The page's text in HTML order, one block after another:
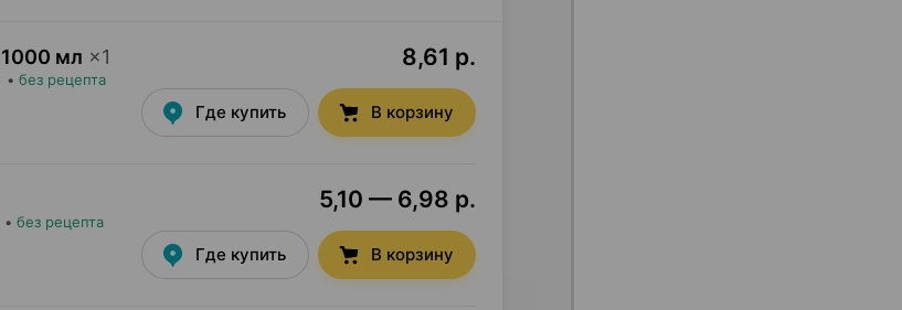
1000 мл ×1
• без рецепта
8,61 р.
Где купить В корзину
• без рецепта
5,10 — 6,98 р.
Где купить В корзину